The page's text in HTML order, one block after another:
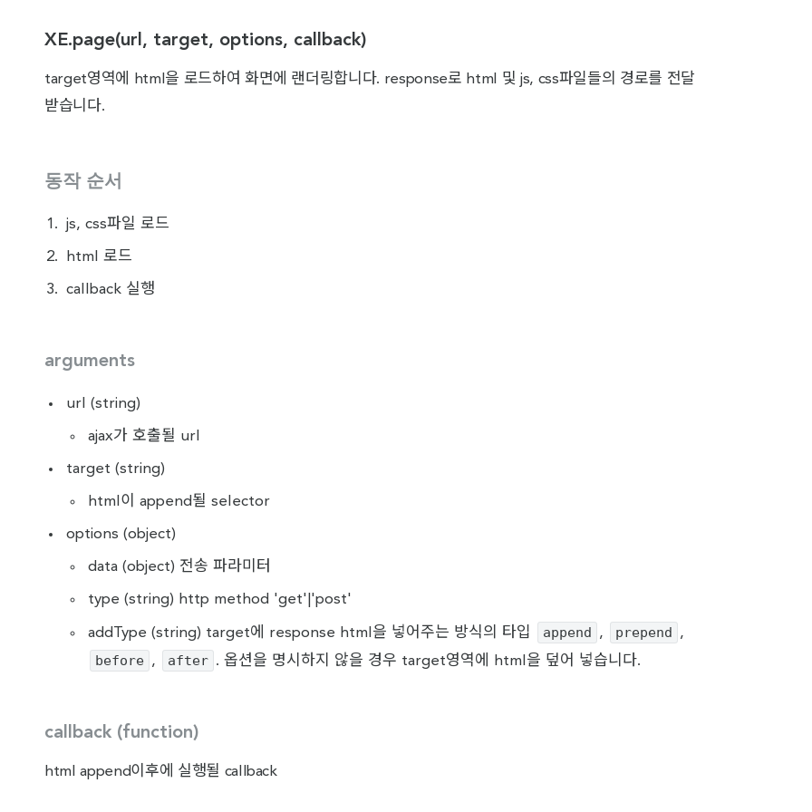
XE.page(url, target, options, callback)
target영역에 html을 로드하여 화면에 랜더링합니다. response로 html 및 js, css파일들의 경로를 전달
받습니다.
동작 순서
js, css파일 로드
html 로드
callback 실행
arguments
url (string)
ajax가 호출될 url
target (string)
html이 append될 selector
options (object)
data (object) 전송 파라미터
type (string) http method 'get'|'post'
addType (string) target에 response html을 넣어주는 방식의 타입 append , prepend ,
before , after . 옵션을 명시하지 않을 경우 target영역에 html을 덮어 넣습니다.
callback (function)
html append이후에 실행될 callback